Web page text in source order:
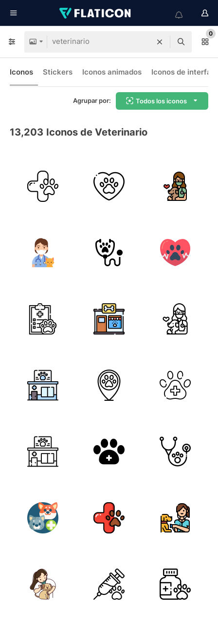
0
Iconos Stickers Iconos animados Iconos de interfaz
Agrupar por: Todos los iconos
13,203 Iconos de Veterinario